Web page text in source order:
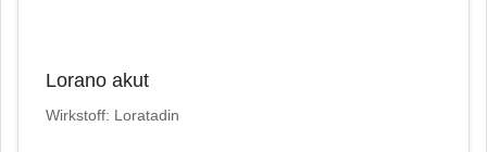
Lorano akut
Wirkstoff: Loratadin